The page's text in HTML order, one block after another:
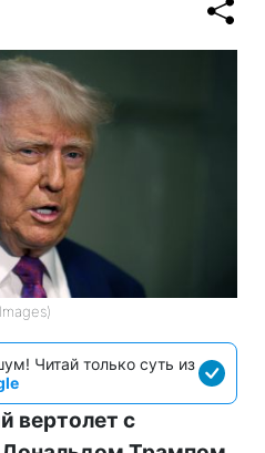
Читай только суть из
вертолет с